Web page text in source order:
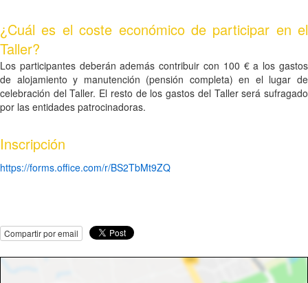
¿Cuál es el coste económico de participar en el
Taller?
Los participantes deberán además contribuir con 100 € a los gastos
de alojamiento y manutención (pensión completa) en el lugar de
celebración del Taller. El resto de los gastos del Taller será sufragado
por las entidades patrocinadoras.
Inscripción
https://forms.office.com/r/BS2TbMt9ZQ
Compartir por email